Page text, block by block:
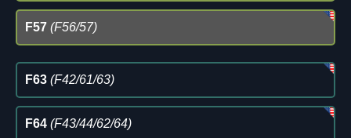
F57 (F56/57)
F63 (F42/61/63)
F64 (F43/44/62/64)